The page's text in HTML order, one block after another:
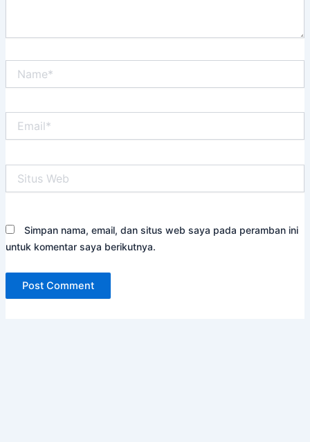
Web
Simpan nama, email, dan situs web saya pada peramban ini
untuk komentar saya berikutnya.